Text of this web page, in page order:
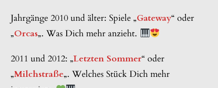
Jahrgänge 2010 und älter: Spiele „Gateway“ oder
„Orcas„. Was Dich mehr anzieht.
2011 und 2012: „Letzten Sommer“ oder
„Milchstraße„. Welches Stück Dich mehr